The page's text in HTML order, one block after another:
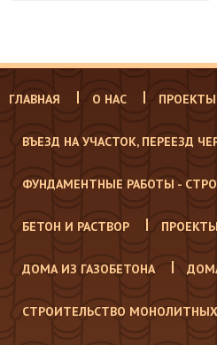
ГЛАВНАЯ О НАС
ВЪЕЗД НА УЧАСТОК, ПЕРЕЕЗД
ФУНДАМЕНТНЫЕ РАБОТЫ -
БЕТОН И РАСТВОР
ДОМА ИЗ ГАЗОБЕТОНА
СТРОИТЕЛЬСТВО